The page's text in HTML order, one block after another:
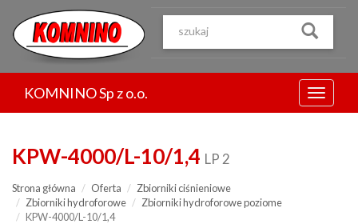
treści
Menu
KOMNINO Sp z o.o.
KPW-4000/L-10/1,4 LP 2
Strona główna Oferta
Zbiorniki ciśnieniowe
Zbiorniki hydroforowe
Zbiorniki hydroforowe poziome
KPW-4000/L-10/1,4